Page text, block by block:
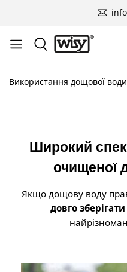
Використання дощової води
Широкий
очищеної
Якщо дощову воду
довго зберігати